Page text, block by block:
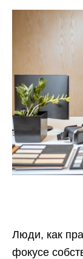
Люди, как
фокусе